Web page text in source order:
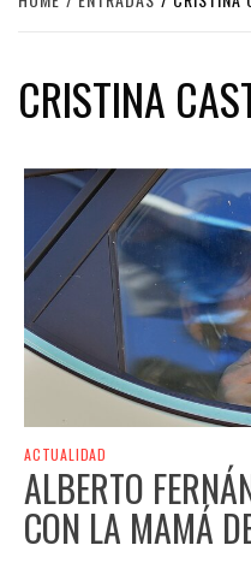
CRISTINA
ACTUALIDAD
ALBERTO
CON LA MAMÁ